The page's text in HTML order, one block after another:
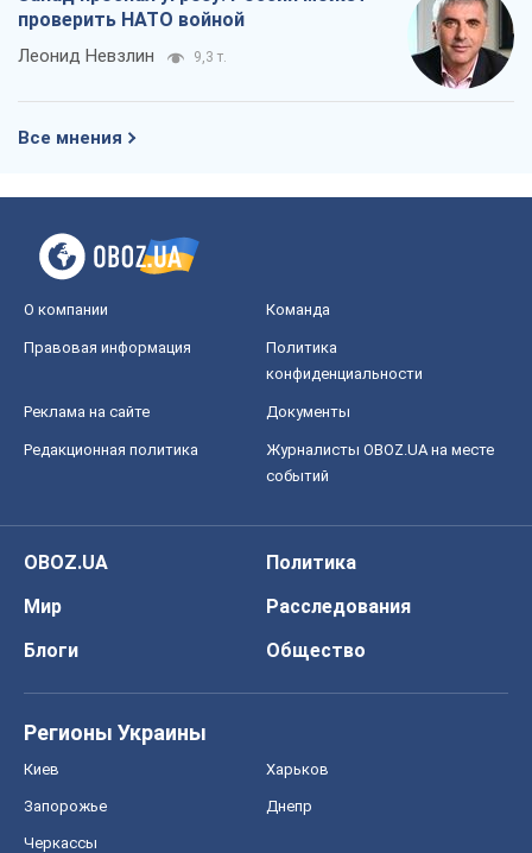
проверить НАТО войной
Леонид Невзлин 9,3 т.
Все мнения
О компании Команда
Правовая информация
Политика
конфиденциальности
Реклама на сайте Документы
Редакционная политика
Журналисты OBOZ.UA на месте
событий
OBOZ.UA
Политика
Мир
Расследования
Блоги
Общество
Регионы Украины
Киев Харьков
Запорожье Днепр
Черкассы